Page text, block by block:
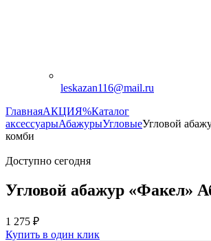
leskazan116@mail.ru
ГлавнаяАКЦИЯ%Каталог
аксессуарыАбажурыУгловыеУгловой
комби
Доступно сегодня
Угловой абажур «Факел»
1 275 ₽
Купить в один клик